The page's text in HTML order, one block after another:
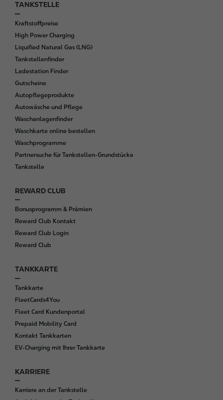
F
o
o
t
e
r
TANKSTELLE
Kraftstoffpreise
High Power Charging
Liquified Natural Gas (LNG)
Tankstellenfinder
Ladestation Finder
Gutscheine
Autopflegeprodukte
Autowäsche und Pflege
Waschanlagenfinder
Waschkarte online bestellen
Waschprogramme
Partnersuche für Tankstellen-Grundstücke
Tankstelle
REWARD CLUB
Bonusprogramm & Prämien
Reward Club Kontakt
Reward Club Login
Reward Club
TANKKARTE
Tankkarte
FleetCards4You
Fleet Card Kundenportal
Prepaid Mobility Card
Kontakt Tankkarten
EV-Charging mit Ihrer Tankkarte
KARRIERE
Karriere an der Tankstelle